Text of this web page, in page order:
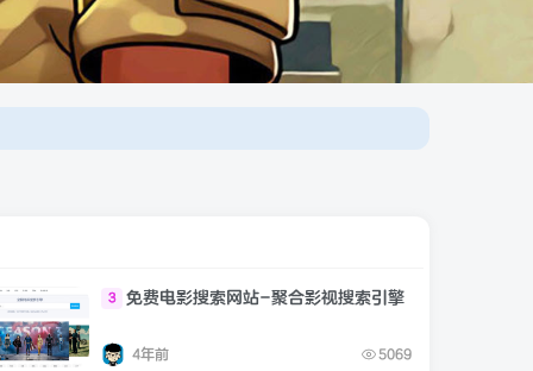
3 免费电影搜索网站-聚合影视搜索引擎
4年前 5069